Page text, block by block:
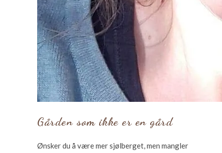
Gården som ikke er en gård
Ønsker du å være mer sjølberget, men mangler